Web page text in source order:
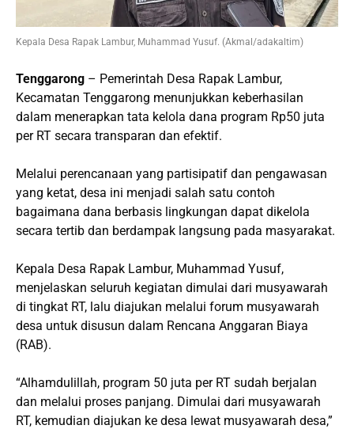
Kepala Desa Rapak Lambur, Muhammad Yusuf. (Akmal/adakaltim)
Tenggarong – Pemerintah Desa Rapak Lambur,
Kecamatan Tenggarong menunjukkan keberhasilan
dalam menerapkan tata kelola dana program Rp50 juta
per RT secara transparan dan efektif.
Melalui perencanaan yang partisipatif dan pengawasan
yang ketat, desa ini menjadi salah satu contoh
bagaimana dana berbasis lingkungan dapat dikelola
secara tertib dan berdampak langsung pada masyarakat.
Kepala Desa Rapak Lambur, Muhammad Yusuf,
menjelaskan seluruh kegiatan dimulai dari musyawarah
di tingkat RT, lalu diajukan melalui forum musyawarah
desa untuk disusun dalam Rencana Anggaran Biaya
(RAB).
“Alhamdulillah, program 50 juta per RT sudah berjalan
dan melalui proses panjang. Dimulai dari musyawarah
RT, kemudian diajukan ke desa lewat musyawarah desa,”